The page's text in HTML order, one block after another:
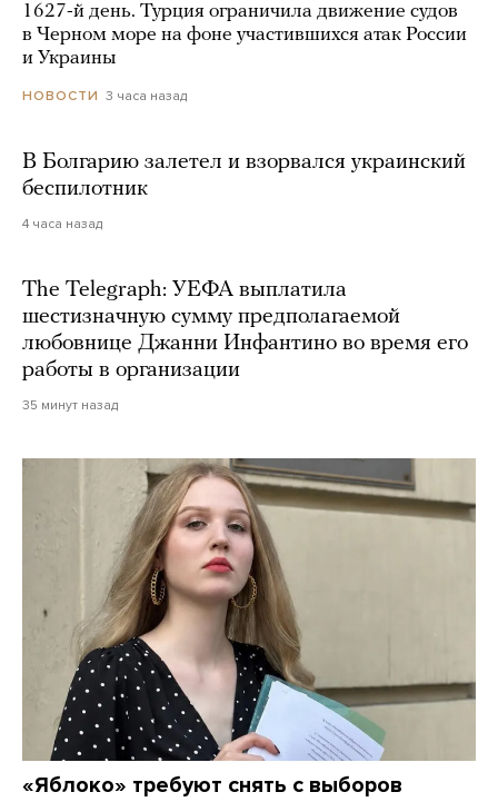
1627-й день. Турция ограничила движение судов
в Черном море на фоне участившихся атак России
и Украины
НОВОСТИ 3 часа назад
В Болгарию залетел и взорвался украинский
беспилотник
4 часа назад
The Telegraph: УЕФА выплатила
шестизначную сумму предполагаемой
любовнице Джанни Инфантино во время его
работы в организации
35 минут назад
«Яблоко» требуют снять с выборов